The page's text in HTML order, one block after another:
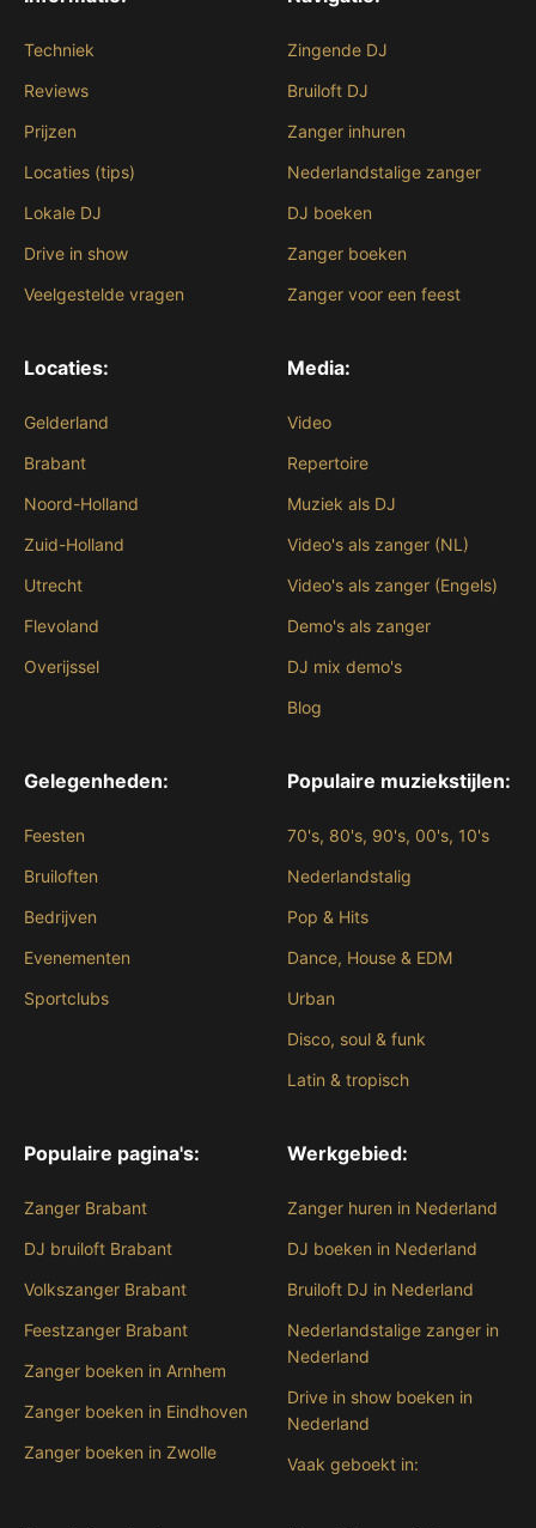
Techniek
Reviews
Prijzen
Locaties (tips)
Lokale DJ
Drive in show
Veelgestelde vragen
Zingende DJ
Bruiloft DJ
Zanger inhuren
Nederlandstalige zanger
DJ boeken
Zanger boeken
Zanger voor een feest
Locaties:
Gelderland
Brabant
Noord-Holland
Zuid-Holland
Utrecht
Flevoland
Overijssel
Media:
Video
Repertoire
Muziek als DJ
Video's als zanger (NL)
Video's als zanger (Engels)
Demo's als zanger
DJ mix demo's
Blog
Gelegenheden:
Feesten
Bruiloften
Bedrijven
Evenementen
Sportclubs
Populaire muziekstijlen:
70's, 80's, 90's, 00's, 10's
Nederlandstalig
Pop & Hits
Dance, House & EDM
Urban
Disco, soul & funk
Latin & tropisch
Populaire pagina's:
Zanger Brabant
DJ bruiloft Brabant
Volkszanger Brabant
Feestzanger Brabant
Zanger boeken in Arnhem
Zanger boeken in Eindhoven
Zanger boeken in Zwolle
Werkgebied:
Zanger huren in Nederland
DJ boeken in Nederland
Bruiloft DJ in Nederland
Nederlandstalige zanger in
Nederland
Drive in show boeken in
Nederland
Vaak geboekt in: